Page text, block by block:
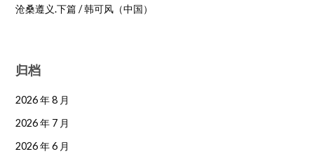
沧桑遵义.下篇 / 韩可风（中国）
归档
2026 年 8 月
2026 年 7 月
2026 年 6 月